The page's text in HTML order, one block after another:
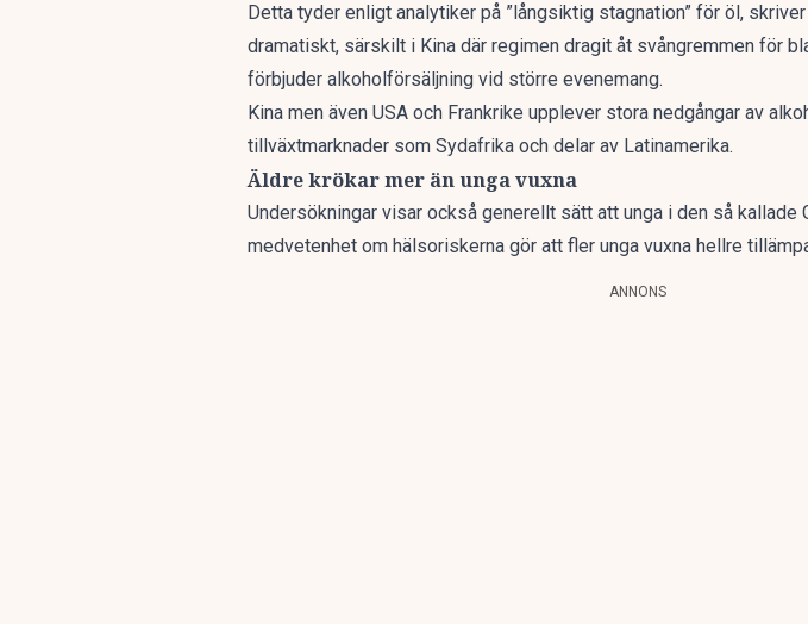
Detta tyder enligt analytiker på ”långsiktig stagnation” för öl,
dramatiskt, särskilt i Kina där regimen dragit åt svångremmen för
förbjuder alkoholförsäljning vid större evenemang.
Kina men även USA och Frankrike upplever stora nedgångar av
tillväxtmarknader som Sydafrika och delar av Latinamerika.
Äldre krökar mer än unga vuxna
Undersökningar visar också generellt sätt att unga i den så kallade
medvetenhet om hälsoriskerna gör att fler unga vuxna hellre
ANNONS